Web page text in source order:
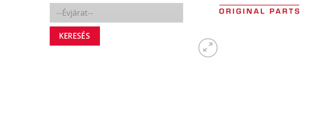
KERESÉS